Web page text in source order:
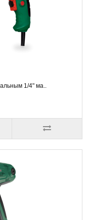
1/4" ма..